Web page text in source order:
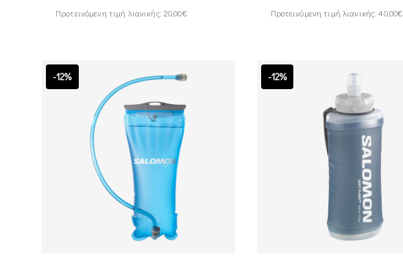
Προτεινόμενη τιμή λιανικής: 20,00€ Προτεινόμενη τιμή λιανικής: 40,00€
-12% -12%